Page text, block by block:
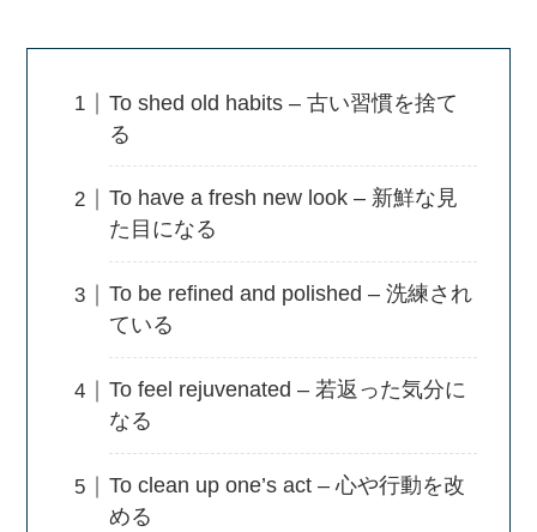
To shed old habits – 古い習慣を捨て
る
To have a fresh new look – 新鮮な見
た目になる
To be refined and polished – 洗練され
ている
To feel rejuvenated – 若返った気分に
なる
To clean up one’s act – 心や行動を改
める